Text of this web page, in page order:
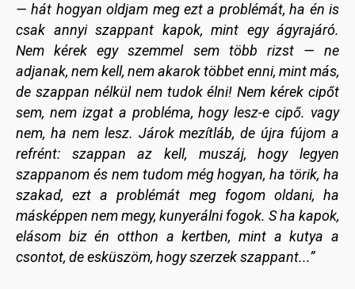
— hát hogyan oldjam meg ezt a problémát, ha én is
csak annyi szappant kapok, mint egy ágyrajáró.
Nem kérek egy szemmel sem több rizst — ne
adjanak, nem kell, nem akarok többet enni, mint más,
de szappan nélkül nem tudok élni! Nem kérek cipőt
sem, nem izgat a probléma, hogy lesz-e cipő. vagy
nem, ha nem lesz. Járok mezítláb, de újra fújom a
refrént: szappan az kell, muszáj, hogy legyen
szappanom és nem tudom még hogyan, ha törik, ha
szakad, ezt a problémát meg fogom oldani, ha
másképpen nem megy, kunyerálni fogok. S ha kapok,
elásom biz én otthon a kertben, mint a kutya a
csontot, de esküszöm, hogy szerzek szappant...”